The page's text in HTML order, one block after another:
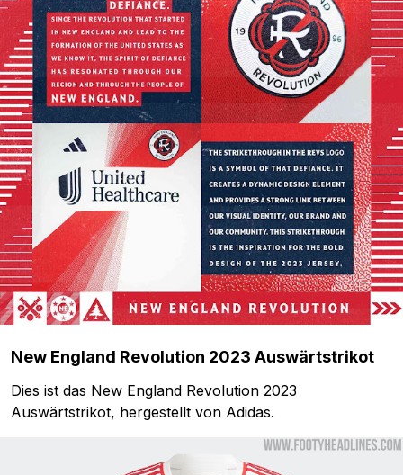
New England Revolution 2023 Auswärtstrikot
Dies ist das New England Revolution 2023
Auswärtstrikot, hergestellt von Adidas.